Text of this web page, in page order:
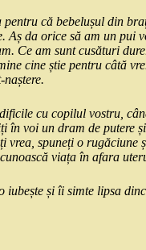
că bebelușul din
Aș da orice să am un
Ce am sunt cusături
cine știe pentru câtă
cu copilul vostru,
voi un dram de putere
spuneți o rugăciune
viața în afara
și îi simte lipsa